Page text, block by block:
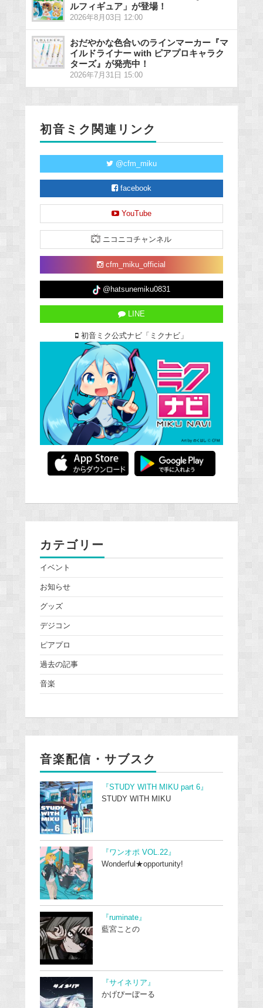
ルフィギュア」が登場！
2026年8月03日 12:00
おだやかな色合いのラインマーカー『マ
イルドライナー with ピアプロキャラク
ターズ』が発売中！
2026年7月31日 15:00
初音ミク関連リンク
@cfm_miku
facebook
YouTube
ニコニコチャンネル
cfm_miku_official
@hatsunemiku0831
LINE
初音ミク公式ナビ「ミクナビ」
カテゴリー
イベント
お知らせ
グッズ
デジコン
ピアプロ
過去の記事
音楽
音楽配信・サブスク
『STUDY WITH MIKU part 6』
STUDY WITH MIKU
『ワンオポ VOL.22』
Wonderful★opportunity!
『ruminate』
藍宮ことの
『サイネリア』
かげぴーぼーる